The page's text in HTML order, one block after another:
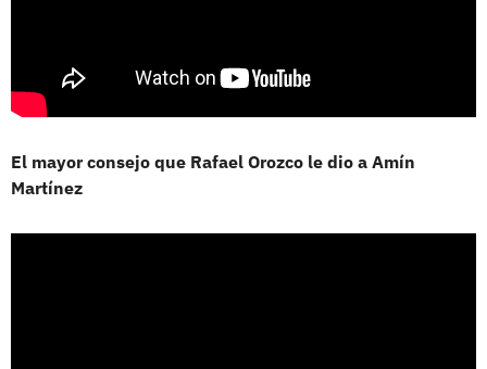
El mayor consejo que Rafael Orozco le dio a Amín
Martínez